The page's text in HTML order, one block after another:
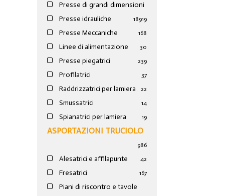
Presse di grandi dimensioni
19
Presse idrauliche 189
Presse Meccaniche 168
Linee di alimentazione 30
Presse piegatrici 239
Profilatrici 37
Raddrizzatrici per lamiera 22
Smussatrici 14
Spianatrici per lamiera 19
ASPORTAZIONI TRUCIOLO
986
Alesatrici e affilapunte 42
Fresatrici 167
Piani di riscontro e tavole